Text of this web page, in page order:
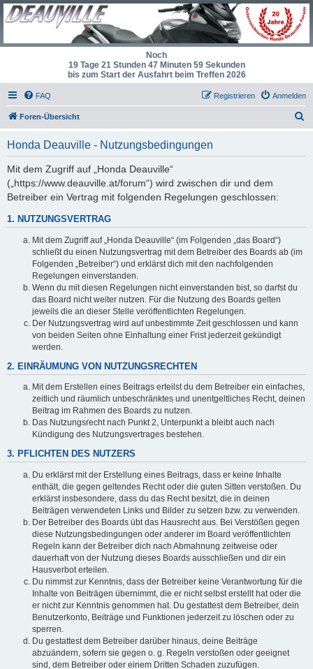
Noch
19 Tage 21 Stunden 47 Minuten 59 Sekunden
bis zum Start der Ausfahrt beim Treffen 2026
FAQ Anmelden
Registrieren
Foren-Übersicht
Honda Deauville - Nutzungsbedingungen
Mit dem Zugriff auf „Honda Deauville“
(„https://www.deauville.at/forum“) wird zwischen dir und dem
Betreiber ein Vertrag mit folgenden Regelungen geschlossen:
1. NUTZUNGSVERTRAG
Mit dem Zugriff auf „Honda Deauville“ (im Folgenden „das Board“)
schließt du einen Nutzungsvertrag mit dem Betreiber des Boards ab (im
Folgenden „Betreiber“) und erklärst dich mit den nachfolgenden
Regelungen einverstanden.
Wenn du mit diesen Regelungen nicht einverstanden bist, so darfst du
das Board nicht weiter nutzen. Für die Nutzung des Boards gelten
jeweils die an dieser Stelle veröffentlichten Regelungen.
Der Nutzungsvertrag wird auf unbestimmte Zeit geschlossen und kann
von beiden Seiten ohne Einhaltung einer Frist jederzeit gekündigt
werden.
2. EINRÄUMUNG VON NUTZUNGSRECHTEN
Mit dem Erstellen eines Beitrags erteilst du dem Betreiber ein einfaches,
zeitlich und räumlich unbeschränktes und unentgeltliches Recht, deinen
Beitrag im Rahmen des Boards zu nutzen.
Das Nutzungsrecht nach Punkt 2, Unterpunkt a bleibt auch nach
Kündigung des Nutzungsvertrages bestehen.
3. PFLICHTEN DES NUTZERS
Du erklärst mit der Erstellung eines Beitrags, dass er keine Inhalte
enthält, die gegen geltendes Recht oder die guten Sitten verstoßen. Du
erklärst insbesondere, dass du das Recht besitzt, die in deinen
Beiträgen verwendeten Links und Bilder zu setzen bzw. zu verwenden.
Der Betreiber des Boards übt das Hausrecht aus. Bei Verstößen gegen
diese Nutzungsbedingungen oder anderer im Board veröffentlichten
Regeln kann der Betreiber dich nach Abmahnung zeitweise oder
dauerhaft von der Nutzung dieses Boards ausschließen und dir ein
Hausverbot erteilen.
Du nimmst zur Kenntnis, dass der Betreiber keine Verantwortung für die
Inhalte von Beiträgen übernimmt, die er nicht selbst erstellt hat oder die
er nicht zur Kenntnis genommen hat. Du gestattest dem Betreiber, dein
Benutzerkonto, Beiträge und Funktionen jederzeit zu löschen oder zu
sperren.
Du gestattest dem Betreiber darüber hinaus, deine Beiträge
abzuändern, sofern sie gegen o. g. Regeln verstoßen oder geeignet
sind, dem Betreiber oder einem Dritten Schaden zuzufügen.